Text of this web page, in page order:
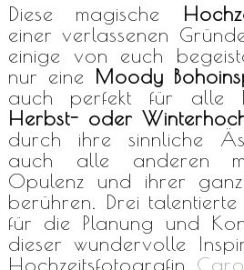
Diese magische
einer verlassenen
einige von euch
nur eine Moody
auch perfekt für alle
Herbst- oder
durch ihre sinnliche
auch alle anderen
Opulenz und ihrer
berühren. Drei
für die Planung und
dieser wundervolle
Hochzeitsfotografin